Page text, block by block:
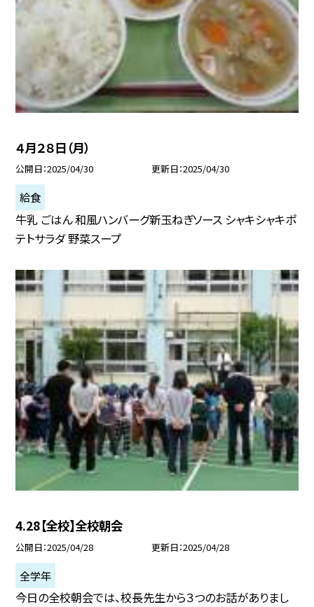
４月２８日（月）
公開日 2025/04/30 更新日 2025/04/30
給食
牛乳 ごはん 和風ハンバーグ新玉ねぎソース シャキシャキポ
テトサラダ 野菜スープ
4.28【全校】全校朝会
公開日 2025/04/28 更新日 2025/04/28
全学年
今日の全校朝会では、校長先生から３つのお話がありまし